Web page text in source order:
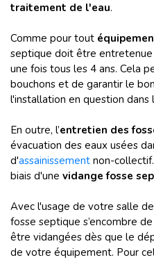
traitement de l'eau.
Comme pour tout
septique doit être
une fois tous les 4 ans. Cela
bouchons et de garantir le
l'installation en question dans
En outre, l’entretien des
évacuation des eaux usées
d'assainissement non-
biais d'une vidange fosse
Avec l'usage de votre salle
fosse septique s’encombre
être vidangées dès que le
de votre équipement. Pour